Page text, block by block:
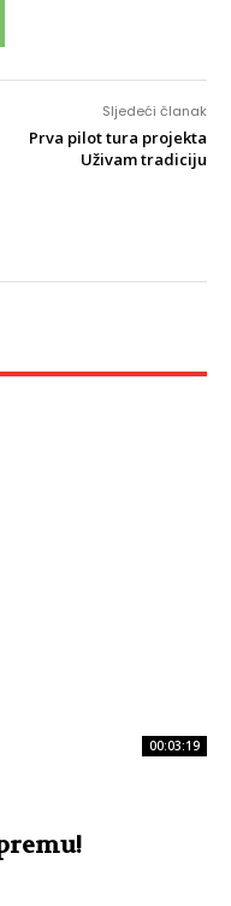
Sljedeći članak
Prva pilot tura projekta
Uživam tradiciju
00:03:19